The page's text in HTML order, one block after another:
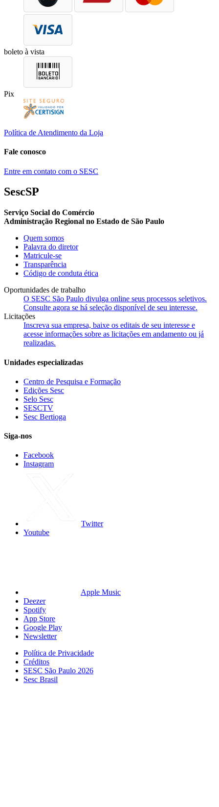
boleto à vista
Pix
Política de Atendimento da Loja
Fale conosco
Entre em contato com o SESC
SescSP
Serviço Social do Comércio
Administração Regional no Estado de São Paulo
Quem somos
Palavra do diretor
Matricule-se
Transparência
Código de conduta ética
Oportunidades de trabalho
O SESC São Paulo divulga online seus processos seletivos.
Consulte agora se há seleção disponível de seu interesse.
Licitações
Inscreva sua empresa, baixe os editais de seu interesse e
acesse informações sobre as licitações em andamento ou já
realizadas.
Unidades especializadas
Centro de Pesquisa e Formação
Edições Sesc
Selo Sesc
SESCTV
Sesc Bertioga
Siga-nos
Facebook
Instagram
Twitter
Youtube
Apple Music
Deezer
Spotify
App Store
Google Play
Newsletter
Política de Privacidade
Créditos
SESC São Paulo 2026
Sesc Brasil